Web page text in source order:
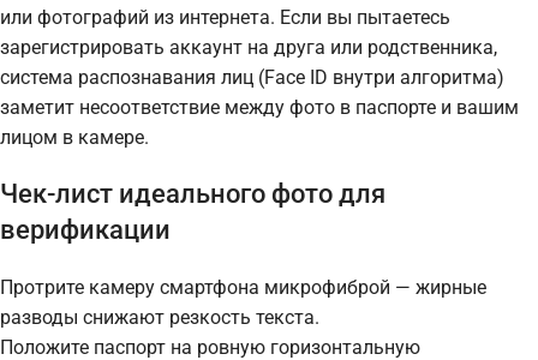
или фотографий из интернета. Если вы пытаетесь
зарегистрировать аккаунт на друга или родственника,
система распознавания лиц (Face ID внутри алгоритма)
заметит несоответствие между фото в паспорте и вашим
лицом в камере.
Чек-лист идеального фото для
верификации
Протрите камеру смартфона микрофиброй — жирные
разводы снижают резкость текста.
Положите паспорт на ровную горизонтальную